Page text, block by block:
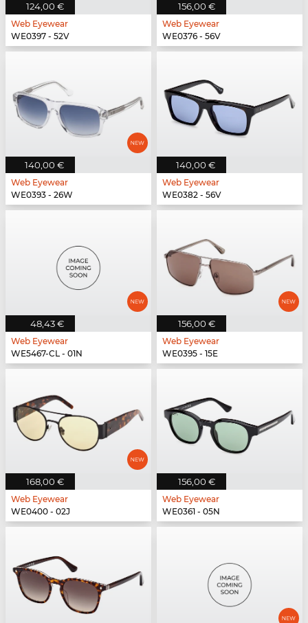
124,00 €
Web Eyewear
WE0397 - 52V
156,00 €
Web Eyewear
WE0376 - 56V
140,00 €
Web Eyewear
WE0393 - 26W
140,00 €
Web Eyewear
WE0382 - 56V
48,43 €
Web Eyewear
WE5467-CL - 01N
156,00 €
Web Eyewear
WE0395 - 15E
168,00 €
Web Eyewear
WE0400 - 02J
156,00 €
Web Eyewear
WE0361 - 05N